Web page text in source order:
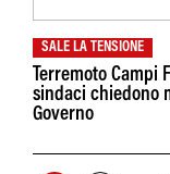
SALE LA TENSIONE
Terremoto
sindaci chiedono
Governo